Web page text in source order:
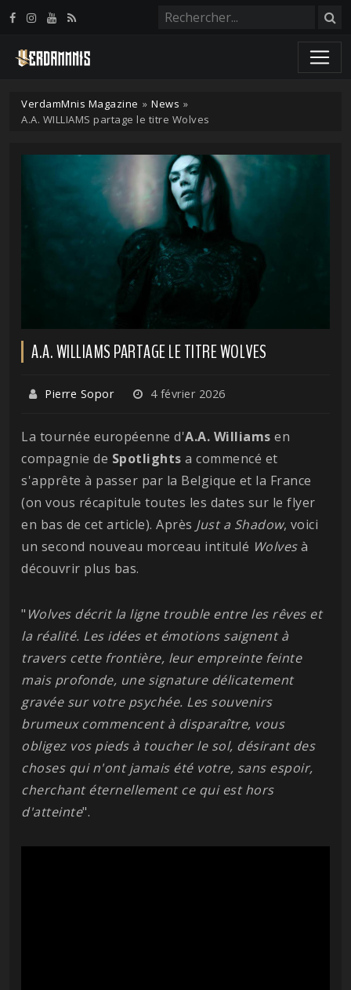
VerdamMnis Magazine » News »
A.A. WILLIAMS partage le titre Wolves
A.A. WILLIAMS PARTAGE LE TITRE WOLVES
Pierre Sopor 4 février 2026
La tournée européenne d'A.A. Williams en
compagnie de Spotlights a commencé et
s'apprête à passer par la Belgique et la France
(on vous récapitule toutes les dates sur le flyer
en bas de cet article). Après Just a Shadow, voici
un second nouveau morceau intitulé Wolvesà
découvrir plus bas.
" Wolves décrit la ligne trouble entre les rêves et
la réalité. Les idées et émotions saignent à
travers cette frontière, leur empreinte feinte
mais profonde, une signature délicatement
gravée sur votre psychée. Les souvenirs
brumeux commencent à disparaître, vous
obligez vos pieds à toucher le sol, désirant des
choses qui n'ont jamais été votre, sans espoir,
cherchant éternellement ce qui est hors
d'atteinte".
Panneau de gestion des cookies